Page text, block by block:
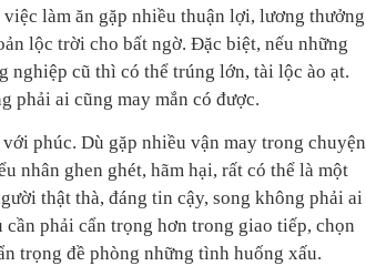
làm ăn gặp nhiều thuận lợi, lương thưởng
lộc trời cho bất ngờ. Đặc biệt, nếu những
nghiệp cũ thì có thể trúng lớn, tài lộc ào ạt.
phải ai cũng may mắn có được.
phúc. Dù gặp nhiều vận may trong chuyện
nhân ghen ghét, hãm hại, rất có thể là một
thật thà, đáng tin cậy, song không phải ai
phải cẩn trọng hơn trong giao tiếp, chọn
trọng đề phòng những tình huống xấu.